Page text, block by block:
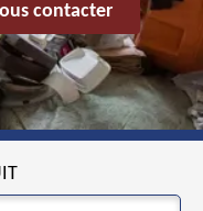
contacter